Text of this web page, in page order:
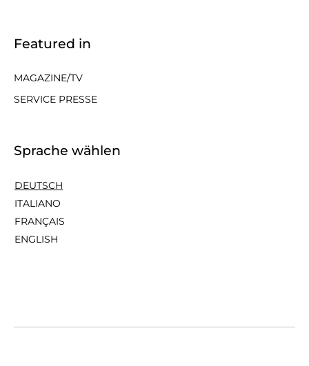
Featured in
MAGAZINE/TV
SERVICE PRESSE
Sprache wählen
DEUTSCH
ITALIANO
FRANÇAIS
ENGLISH